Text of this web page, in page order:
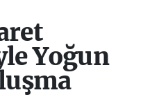
Yoğun
ve Fikstür